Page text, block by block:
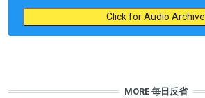
Click for Audio Archive
MORE 每日反省